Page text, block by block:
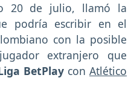
20 de julio, llamó la
podría escribir en el
con la posible
extranjero que
BetPlay con Atlético